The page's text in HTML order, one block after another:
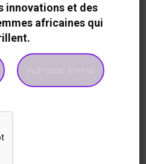
distinguée
innovations et des
africaines qui